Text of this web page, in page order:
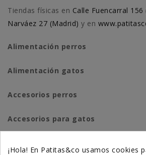
Tiendas físicas en Calle Fuencarral 156
Narváez 27 (Madrid) y en
Alimentación perros
Alimentación gatos
Accesorios perros
Accesorios para gatos
¡Hola! En Patitas&co usamos cookies